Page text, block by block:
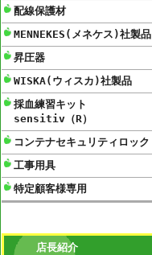
配線保護材
MENNEKES(メネケス)社製品
昇圧器
WISKA(ウィスカ)社製品
採血練習キット
sensitiv（R）
コンテナセキュリティロック
工事用具
特定顧客様専用
店長紹介